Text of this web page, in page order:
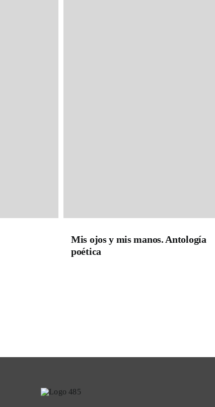
Mis ojos y mis manos. Antología
poética